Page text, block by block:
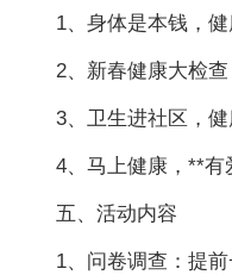
1、身体是本钱，健
2、新春健康大检查
3、卫生进社区，健
4、马上健康，**有
五、活动内容
1、问卷调查：提前